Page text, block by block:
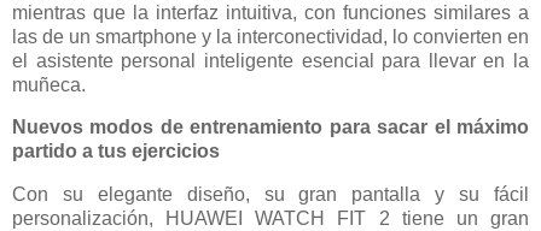
mientras que la interfaz intuitiva, con funciones similares a
las de un smartphone y la interconectividad, lo convierten en
el asistente personal inteligente esencial para llevar en la
muñeca.
Nuevos modos de entrenamiento para sacar el máximo
partido a tus ejercicios
Con su elegante diseño, su gran pantalla y su fácil
personalización, HUAWEI WATCH FIT 2 tiene un gran